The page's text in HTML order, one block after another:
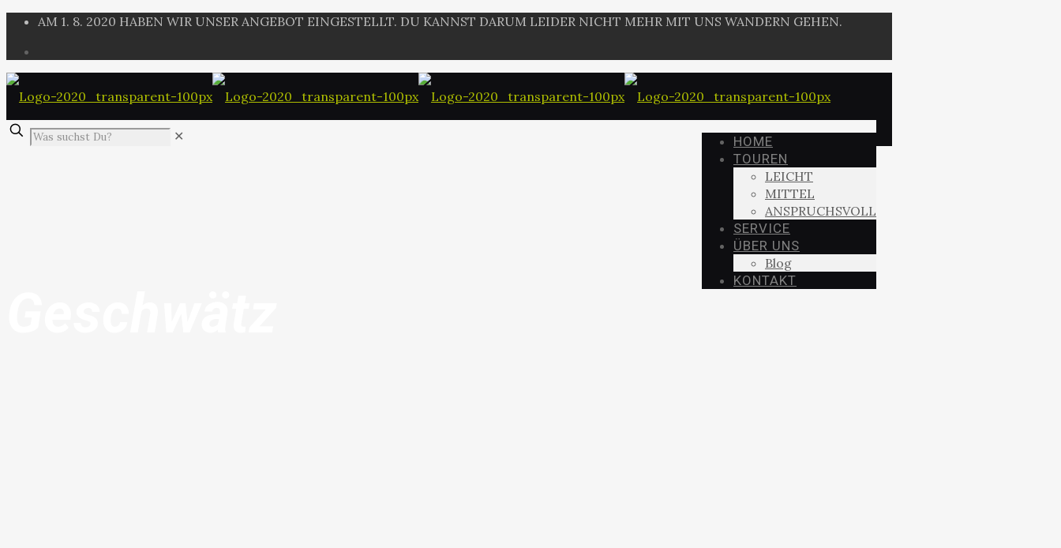
AM 1. 8. 2020 HABEN WIR UNSER ANGEBOT EINGESTELLT. DU KANNST DARUM LEIDER NICHT MEHR MIT UNS WANDERN GEHEN.
HOME
TOUREN
LEICHT
MITTEL
ANSPRUCHSVOLL
SERVICE
ÜBER UNS
Blog
KONTAKT
✕